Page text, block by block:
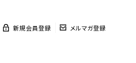
新規会員登録 メルマガ登録